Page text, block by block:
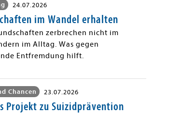
24.07.2026
im Wandel erhalten
zerbrechen nicht im
im Alltag. Was gegen
Entfremdung hilft.
Chancen 23.07.2026
Projekt zu Suizidprävention